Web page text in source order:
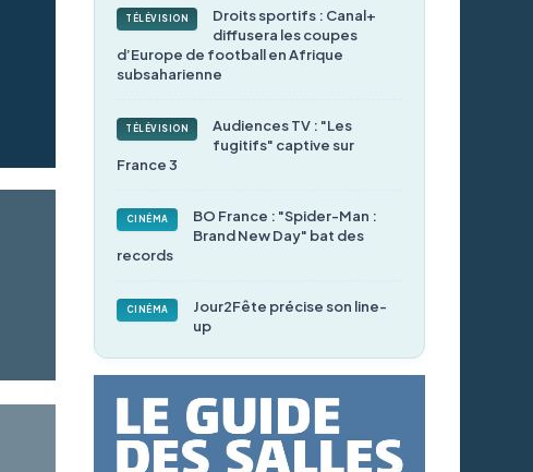
TÉLÉVISION
Droits sportifs : Canal+
diffusera les coupes
d’Europe de football en Afrique
subsaharienne
TÉLÉVISION
Audiences TV : "Les
fugitifs" captive sur
France 3
CINÉMA
BO France : "Spider-Man :
Brand New Day" bat des
records
CINÉMA
Jour2Fête précise son line-
up